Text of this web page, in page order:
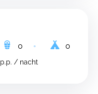
0
0
p.p. / nacht